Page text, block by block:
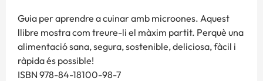
Guia per aprendre a cuinar amb microones. Aquest
llibre mostra com treure-li el màxim partit. Perquè una
alimentació sana, segura, sostenible, deliciosa, fàcil i
ràpida és possible!
ISBN 978-84-18100-98-7